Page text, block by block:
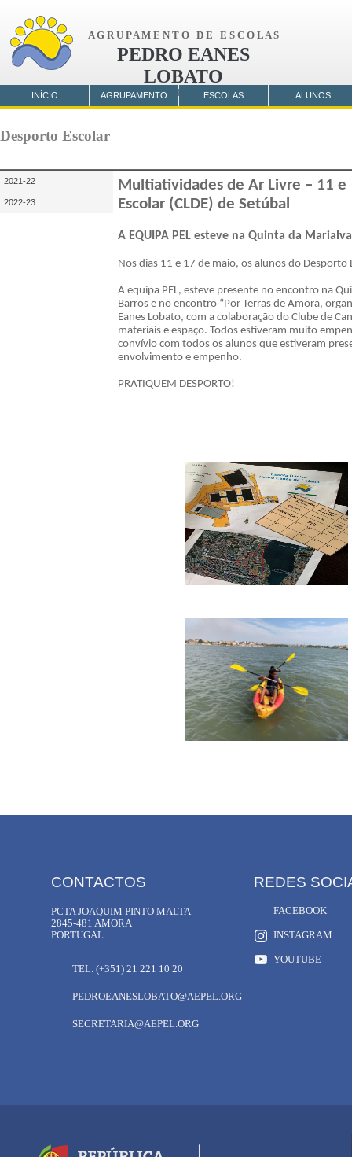
A G R U P A M E N T O D E E S C O L A S
PEDRO EANES
LOBATO
AMORA
Desporto Escolar
Multiatividades de Ar Livre – 11
Escolar (CLDE) de Setúbal
A EQUIPA PEL esteve na Quinta da
Nos dias 11 e 17 de maio, os alunos do
A equipa PEL, esteve presente no encontro na
Barros e no encontro “Por Terras de Amora,
Eanes Lobato, com a colaboração do Clube de
materiais e espaço. Todos estiveram muito
convívio com todos os alunos que estiveram
envolvimento e empenho.
PRATIQUEM DESPORTO!
2021-22
2022-23
INÍCIO AGRUPAMENTO ESCOLAS ALUNOS
CONTACTOS
PCTA JOAQUIM PINTO MALTA
2845-481 AMORA
PORTUGAL
REDES
INSTAGRAM
PEDROEANESLOBATO@AEPEL.ORG
SECRETARIA@AEPEL.ORG
FACEBOOK
YOUTUBE
TEL. (+351) 21 221 10 20